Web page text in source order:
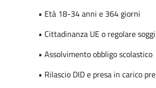
• Età 18-34 anni e 364 giorni
• Cittadinanza UE o regolare
• Assolvimento obbligo scolastico
• Rilascio DID e presa in carico